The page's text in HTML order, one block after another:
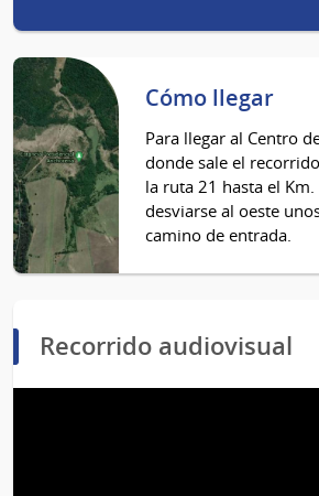
Cómo llegar
Para llegar al Centro
donde sale el
la ruta 21 hasta el
desviarse al oeste
camino de entrada.
Recorrido audiovisual